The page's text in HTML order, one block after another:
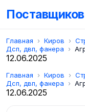
Главная Киров
Дсп, двп, фанера
12.06.2025
Главная Киров
Дсп, двп, фанера
12.06.2025